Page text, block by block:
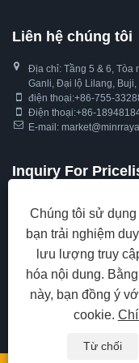
Liên hệ chúng tôi
Địa chỉ: Tầng 5 & 6, Tòa
Ganli, Đại lộ Lilang, Buji,
điện thoại:+86-755-
Điện thoại:+86-
E-mail:
Inquiry For
Đối với các thắc mắc về
hoặc bảng giá của chúng
chúng tôi sẽ liên hệ trong
Bản quyền © 2021 Thâm
Camera theo dõi tự động,
Chúng tôi sử
bạn trải nghiệm
lưu lượng truy
hóa nội dung.
này, bạn đồng ý
cookie.
Từ chối